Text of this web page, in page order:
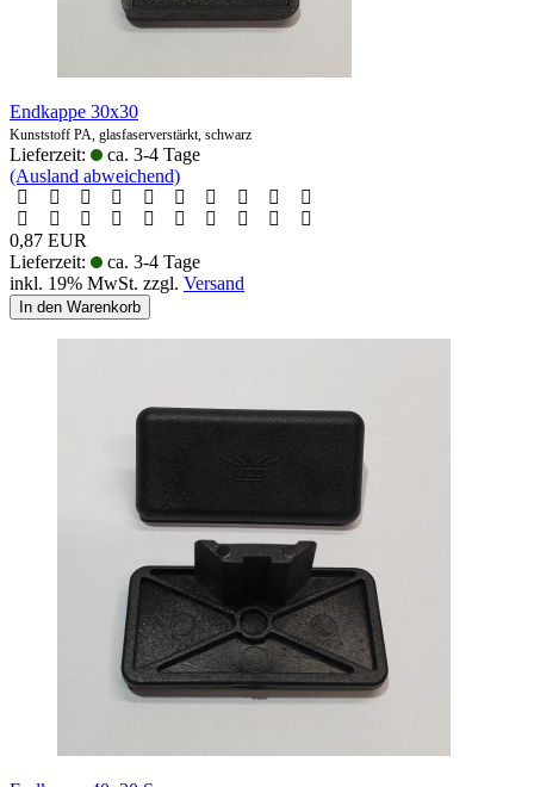
Endkappe 30x30
Kunststoff PA, glasfaserverstärkt, schwarz
Lieferzeit:
ca. 3-4 Tage
(Ausland abweichend)
0,87 EUR
Lieferzeit:
ca. 3-4 Tage
inkl. 19% MwSt. zzgl. Versand
In den Warenkorb